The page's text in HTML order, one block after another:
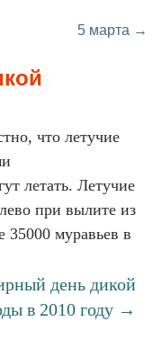
5 марта →
что летучие
летать. Летучие
при вылите из
муравьев в
день дикой
в 2010 году →